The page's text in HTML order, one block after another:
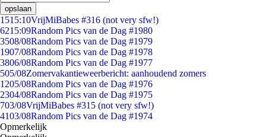
opslaan
1515:10VrijMiBabes #316 (not very sfw!)
6215:09Random Pics van de Dag #1980
3508/08Random Pics van de Dag #1979
1907/08Random Pics van de Dag #1978
3806/08Random Pics van de Dag #1977
505/08Zomervakantieweerbericht: aanhoudend zomers
1205/08Random Pics van de Dag #1976
2304/08Random Pics van de Dag #1975
703/08VrijMiBabes #315 (not very sfw!)
4103/08Random Pics van de Dag #1974
Opmerkelijk